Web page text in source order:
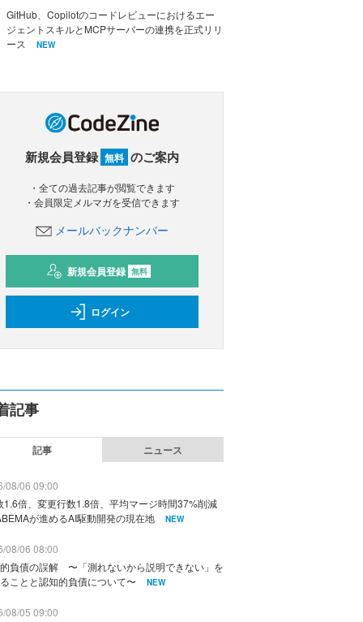
GitHub、Copilotのコードレビューにおけるエー
ジェントスキルとMCPサーバーの連携を正式リリ
ース
NEW
新規会員登録 無料 のご案内
・全ての過去記事が閲覧できます
・会員限定メルマガを受信できます
メールバックナンバー
新規会員登録 無料
ログイン
記事
記事 ニュース
08/06 09:00
1.6倍、変更行数1.8倍、平均マージ時間37%削減
が進めるAI駆動開発の現在地
NEW
08/06 08:00
負債の誤解 〜「測れないから説明できない」を
ことと認知的負債について〜
NEW
08/05 09:00